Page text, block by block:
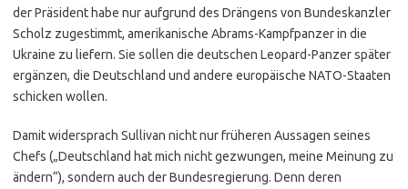
der Präsident habe nur aufgrund des Drängens von Bundeskanzler
Scholz zugestimmt, amerikanische Abrams-Kampfpanzer in die
Ukraine zu liefern. Sie sollen die deutschen Leopard-Panzer später
ergänzen, die Deutschland und andere europäische NATO-Staaten
schicken wollen.
Damit widersprach Sullivan nicht nur früheren Aussagen seines
Chefs („Deutschland hat mich nicht gezwungen, meine Meinung zu
ändern“), sondern auch der Bundesregierung. Denn deren